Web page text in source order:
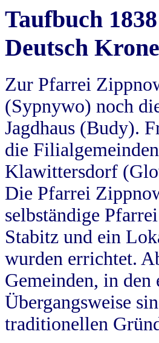
Taufbuch
Deutsch Krone
Zur Pfarrei
(Sypnywo) noch
Jagdhaus (Budy).
die
Klawittersdorf
Die Pfarrei
selbständige
Stabitz und ein
wurden errichtet.
Gemeinden, in den
Übergangsweise
traditionellen